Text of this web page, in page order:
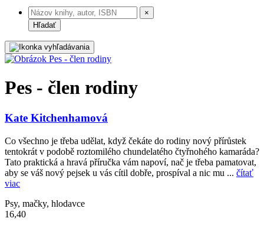
×
Hľadať
Pes - člen rodiny
Kate Kitchenhamová
Co všechno je třeba udělat, když čekáte do rodiny nový přírůstek
tentokrát v podobě roztomilého chundelatého čtyřnohého kamaráda?
Tato praktická a hravá příručka vám napoví, nač je třeba pamatovat,
aby se váš nový pejsek u vás cítil dobře, prospíval a nic mu ... čítať
viac
Psy, mačky, hlodavce
16,40